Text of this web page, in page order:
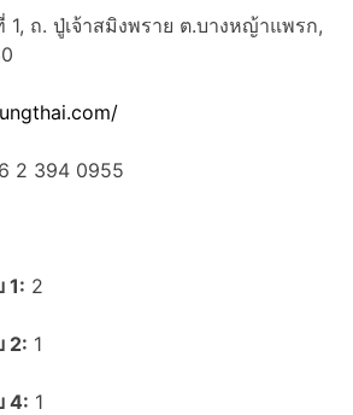
1, ถ. ปู่เจ้าสมิงพราย ต.บางหญ้าแพรก,
2 394 0955
1: 2
2: 1
4: 1